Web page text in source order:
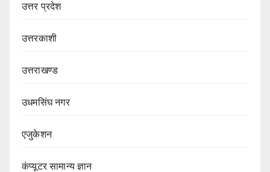
उत्तर प्रदेश
उत्तरकाशी
उत्तराखण्ड
उधमसिंघ नगर
एजुकेशन
कंप्यूटर सामान्य ज्ञान